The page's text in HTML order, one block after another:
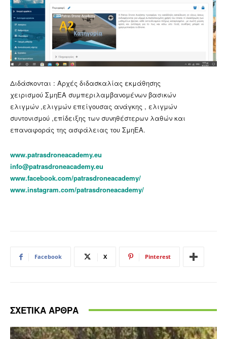
Διδάσκονται : Αρχές διδασκαλίας εκμάθησης
χειρισμού ΣμηΕΑ συμπεριλαμβανομένων βασικών
ελιγμών ,ελιγμών επείγουσας ανάγκης , ελιγμών
συντονισμού ,επίδειξης των συνηθέστερων λαθών και
επαναφοράς της ασφάλειας του ΣμηΕΑ.
www.patrasdroneacademy.eu
info@patrasdroneacademy.eu
www.facebook.com/patrasdroneacademy/
www.instagram.com/patrasdroneacademy/
Facebook X Pinterest
ΣΧΕΤΙΚΑ ΑΡΘΡΑ